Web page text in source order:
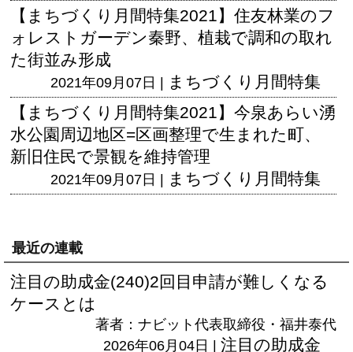
【まちづくり月間特集2021】住友林業のフ
ォレストガーデン秦野、植栽で調和の取れ
た街並み形成
2021年09月07日 | まちづくり月間特集
【まちづくり月間特集2021】今泉あらい湧
水公園周辺地区=区画整理で生まれた町、
新旧住民で景観を維持管理
2021年09月07日 | まちづくり月間特集
最近の連載
注目の助成金(240)2回目申請が難しくなる
ケースとは
著者：ナビット代表取締役・福井泰代
2026年06月04日 | 注目の助成金